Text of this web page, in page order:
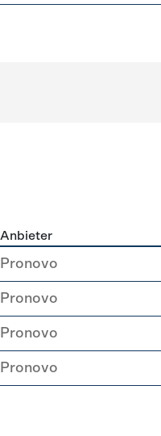
Anbieter
Pronovo
Pronovo
Pronovo
Pronovo